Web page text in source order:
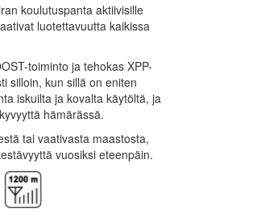
koulutuspanta aktiivisille
luotettavuutta kaikissa
toiminto ja tehokas XPP-
silloin, kun sillä on eniten
iskuilta ja kovalta käytöltä, ja
hämärässä.
tai vaativasta maastosta,
vuosiksi eteenpäin.